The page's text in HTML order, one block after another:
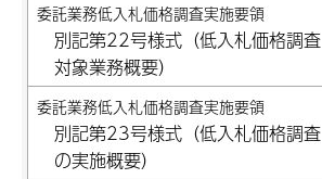
委託業務低入札価格調査実施要領
別記第22号様式（低入札価格調査
対象業務概要）
委託業務低入札価格調査実施要領
別記第23号様式（低入札価格調査
の実施概要）